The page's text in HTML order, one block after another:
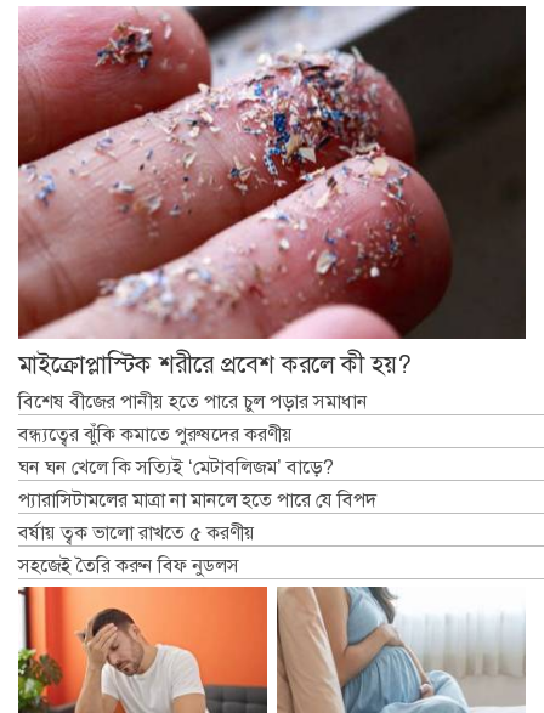
মাইক্রোপ্লাস্টিক শরীরে প্রবেশ করলে কী হয়?
বিশেষ বীজের পানীয় হতে পারে চুল পড়ার সমাধান
বন্ধ্যত্বের ঝুঁকি কমাতে পুরুষদের করণীয়
ঘন ঘন খেলে কি সত্যিই ‘মেটাবলিজম’ বাড়ে?
প্যারাসিটামলের মাত্রা না মানলে হতে পারে যে বিপদ
বর্ষায় ত্বক ভালো রাখতে ৫ করণীয়
সহজেই তৈরি করুন বিফ নুডলস